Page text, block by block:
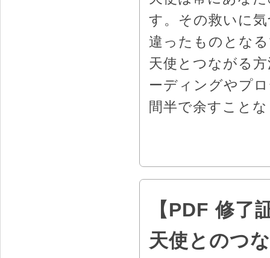
す。その救いに
違ったものとな
天使とつながる
ーディングやプ
間半で余すこと
【PDF 修
天使とのつ